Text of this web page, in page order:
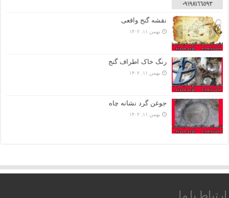
نقشه گنج واقعی
بهمن ۱۱, ۱۴۰۲
رنگ خاک اطراف گنج
بهمن ۱۱, ۱۴۰۲
جوغن گرد نشانه چاه
بهمن ۱۱, ۱۴۰۲